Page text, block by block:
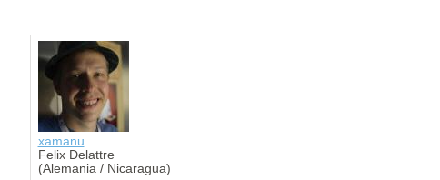
xamanu
Felix Delattre
(Alemania / Nicaragua)